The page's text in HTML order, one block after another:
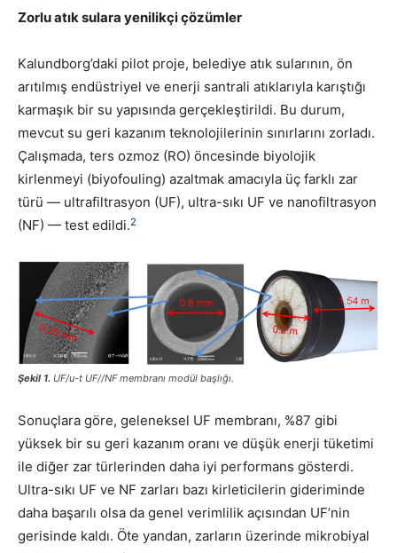
Zorlu atık sulara yenilikçi çözümler
Kalundborg’daki pilot proje, belediye atık sularının, ön
arıtılmış endüstriyel ve enerji santrali atıklarıyla karıştığı
karmaşık bir su yapısında gerçekleştirildi. Bu durum,
mevcut su geri kazanım teknolojilerinin sınırlarını zorladı.
Çalışmada, ters ozmoz (RO) öncesinde biyolojik
kirlenmeyi (biyofouling) azaltmak amacıyla üç farklı zar
türü — ultrafiltrasyon (UF), ultra-sıkı UF ve nanofiltrasyon
(NF) — test edildi.2
Şekil 1. UF/u-t UF//NF membranı modül başlığı.
Sonuçlara göre, geleneksel UF membranı, %87 gibi
yüksek bir su geri kazanım oranı ve düşük enerji tüketimi
ile diğer zar türlerinden daha iyi performans gösterdi.
Ultra-sıkı UF ve NF zarları bazı kirleticilerin gideriminde
daha başarılı olsa da genel verimlilik açısından UF’nin
gerisinde kaldı. Öte yandan, zarların üzerinde mikrobiyal